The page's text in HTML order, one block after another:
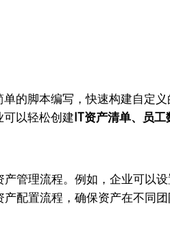
的脚本编写，快速构建自定
以轻松创建 IT资产清单、员
管理流程。例如，企业可以
配置流程，确保资产在不同